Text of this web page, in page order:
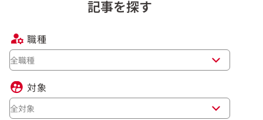
記事を探す
職種
全職種
対象
全対象